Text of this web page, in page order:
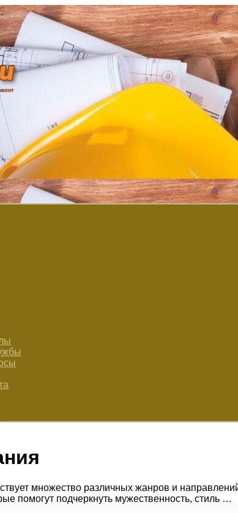
множество различных жанров и
помогут подчеркнуть мужественность, стиль …